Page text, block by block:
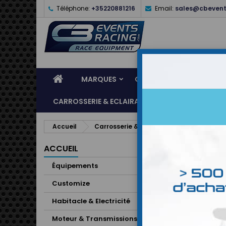
Téléphone: +35220881216 Email:
MARQUES CASQUES
CARROSSERIE & ECLAIRAGE ATELIER &
Accueil Carrosserie & Eclairage Extérieur/
ACCUEIL
Équipements
Customize
Habitacle & Electricité
Moteur & Transmissions